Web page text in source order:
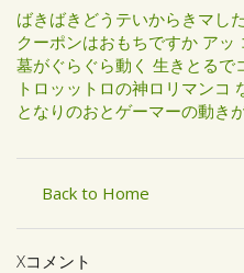
ばきばきどうテいからきマした
クーポンはおもちですか アッ
墓がぐらぐら動く 生きとるで
トロッットロの神ロリマンコ
となりのおとゲーマーの動き
Back to Home
Xコメント